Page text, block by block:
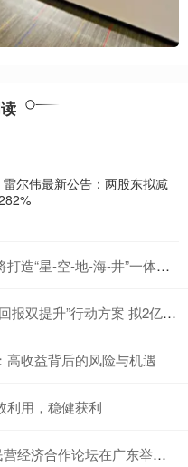
尔伟最新公告：两股东拟减
-井”一体的绿色探测观测监测体系
动方案 拟2亿至3亿元回购公司股份
高收益背后的风险与机遇
利用，稳健获利
两轮次“一对一”精准洽谈 达成合作意向16项 金额超35亿元